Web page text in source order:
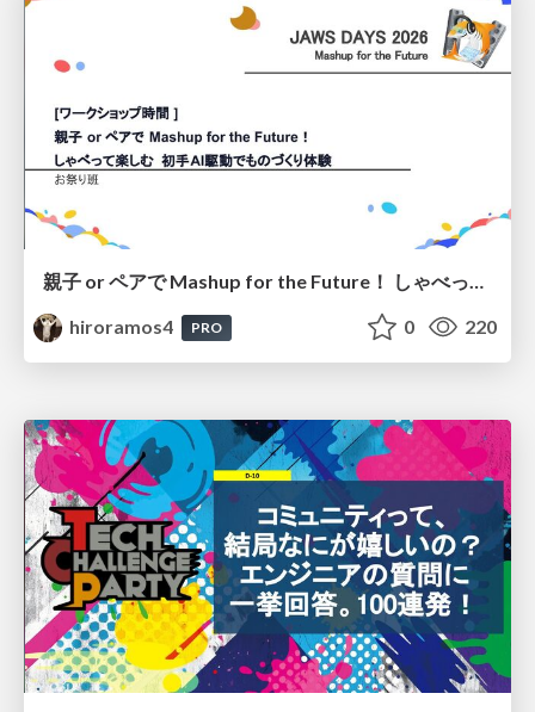
親子 or ペアで Mashup for the Future！ しゃべって楽しむ 初手AI駆動でものづくり体験
hiroramos4
PRO 0 220